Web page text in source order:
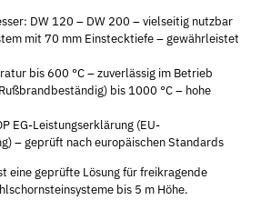
DW 120 – DW 200 – vielseitig nutzbar
mit 70 mm Einstecktiefe – gewährleistet
bis 600 °C – zuverlässig im Betrieb
bis 1000 °C – hohe
EG-Leistungserklärung (EU-
– geprüft nach europäischen Standards
eine geprüfte Lösung für freikragende
bis 5 m Höhe.